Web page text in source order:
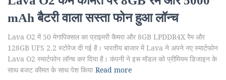
mAh बैटरी वाला सस्ता फोन हुआ लॉन्च
Lava O2 में 50 मेगापिक्सल का प्राइमरी कैमरा और 8GB LPDDR4X रैम और
128GB UFS 2.2 स्टोरेज दी गई है। भारतीय बाजार में Lava ने अपने नए स्मार्टफोन
Lava O2 स्मार्टफोन लॉन्च कर दिया है। कंपनी ने इस मॉडल को प्रीमियम डिजाइन के
साथ बजट कीमत के साथ पेश किया Read more